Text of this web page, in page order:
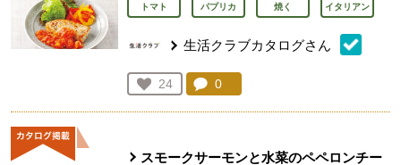
トマト パプリカ 焼く イタリアン
生活クラブカタログさん
お気に入り登録：
24
人が登録
コメント：
0
スモークサーモンと水菜のペペロンチー